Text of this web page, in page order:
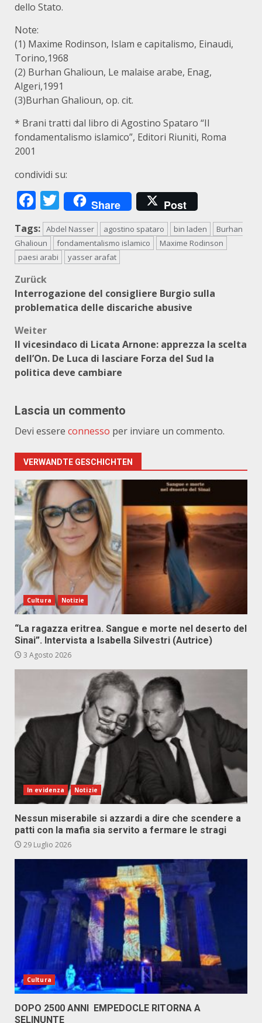
dello Stato.
Note:
(1) Maxime Rodinson, Islam e capitalismo, Einaudi,
Torino,1968
(2) Burhan Ghalioun, Le malaise arabe, Enag,
Algeri,1991
(3)Burhan Ghalioun, op. cit.
* Brani tratti dal libro di Agostino Spataro “Il
fondamentalismo islamico”, Editori Riuniti, Roma
2001
condividi su:
Facebook
Twitter
Share Post
Tags: Abdel Nasser agostino spataro bin laden
Burhan
Ghalioun
fondamentalismo islamico
Maxime Rodinson
paesi arabi
yasser arafat
Beitragsnavigation
Zurück
Interrogazione del consigliere Burgio sulla
problematica delle discariche abusive
Weiter
Il vicesindaco di Licata Arnone: apprezza la scelta
dell’On. De Luca di lasciare Forza del Sud la
politica deve cambiare
Lascia un commento
Devi essere connesso per inviare un commento.
VERWANDTE GESCHICHTEN
Cultura Notizie
“La ragazza eritrea. Sangue e morte nel deserto del
Sinai”. Intervista a Isabella Silvestri (Autrice)
3 Agosto 2026
In evidenza Notizie
Nessun miserabile si azzardi a dire che scendere a
patti con la mafia sia servito a fermare le stragi
29 Luglio 2026
Cultura
DOPO 2500 ANNI EMPEDOCLE RITORNA A
SELINUNTE